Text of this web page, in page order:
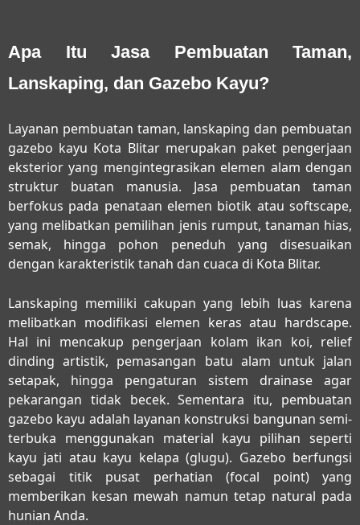
Apa Itu Jasa Pembuatan Taman,
Lanskaping, dan Gazebo Kayu?
Layanan pembuatan taman, lanskaping dan pembuatan
gazebo kayu Kota Blitarmerupakan paket pengerjaan
eksterior yang mengintegrasikan elemen alam dengan
struktur buatan manusia. Jasa pembuatan taman
berfokus pada penataan elemen biotik atau softscape,
yang melibatkan pemilihan jenis rumput, tanaman hias,
semak, hingga pohon peneduh yang disesuaikan
dengan karakteristik tanah dan cuaca di Kota Blitar.
Lanskaping memiliki cakupan yang lebih luas karena
melibatkan modifikasi elemen keras atau hardscape.
Hal ini mencakup pengerjaan kolam ikan koi, relief
dinding artistik, pemasangan batu alam untuk jalan
setapak, hingga pengaturan sistem drainase agar
pekarangan tidak becek. Sementara itu, pembuatan
gazebo kayu adalah layanan konstruksi bangunan semi-
terbuka menggunakan material kayu pilihan seperti
kayu jati atau kayu kelapa (glugu). Gazebo berfungsi
sebagai titik pusat perhatian (focal point) yang
memberikan kesan mewah namun tetap natural pada
hunian Anda.